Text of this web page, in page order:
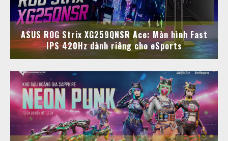
ASUS ROG Strix XG259QNSR Ace: Màn hình Fast
IPS 420Hz dành riêng cho eSports